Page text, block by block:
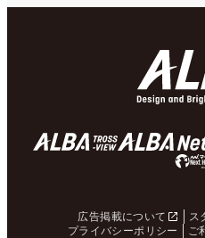
広告掲載について ス
プライバシーポリシー
ご